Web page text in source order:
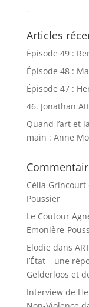
Articles
Épisode 49 :
Épisode 48 :
Épisode 47 :
46. Jonathan
Quand l’art et
main : Anne
Célia Grincourt
Poussier
Le Coutour
Emonière-
Elodie dans
l’État – une
Gelderloos et
Interview de